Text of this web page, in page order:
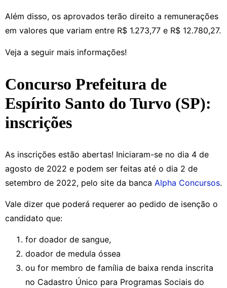
Além disso, os aprovados terão direito a remunerações
em valores que variam entre R$ 1.273,77 e R$ 12.780,27.
Veja a seguir mais informações!
Concurso Prefeitura de
Espírito Santo do Turvo (SP):
inscrições
As inscrições estão abertas! Iniciaram-se no dia 4 de
agosto de 2022 e podem ser feitas até o dia 2 de
setembro de 2022, pelo site da banca Alpha Concursos.
Vale dizer que poderá requerer ao pedido de isenção o
candidato que:
for doador de sangue,
doador de medula óssea
ou for membro de família de baixa renda inscrita
no Cadastro Único para Programas Sociais do